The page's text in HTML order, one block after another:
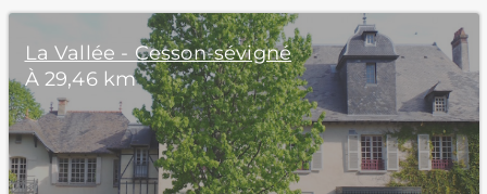
La Vallée - Cesson-sévigné
À 29,46 km